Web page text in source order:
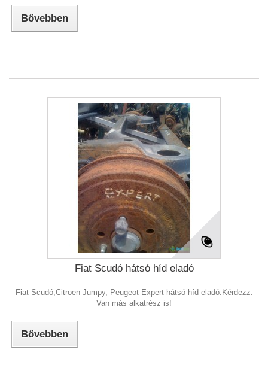
Bővebben
Fiat Scudó hátsó híd eladó
Fiat Scudó,Citroen Jumpy, Peugeot Expert hátsó híd eladó.Kérdezz.
Van más alkatrész is!
Bővebben